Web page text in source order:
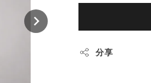
分享